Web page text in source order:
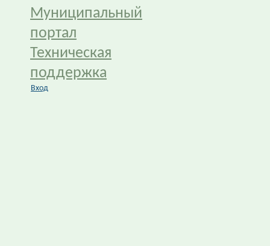
Муниципальный
портал
Техническая
поддержка
Вход